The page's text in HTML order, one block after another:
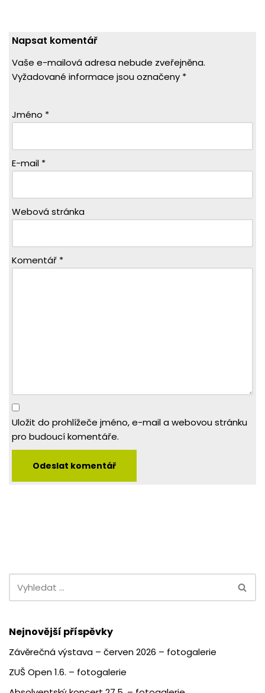
Napsat komentář
Vaše e-mailová adresa nebude zveřejněna.
Vyžadované informace jsou označeny *
Jméno *
E-mail *
Webová stránka
Komentář *
Uložit do prohlížeče jméno, e-mail a webovou stránku
pro budoucí komentáře.
Nejnovější příspěvky
Závěrečná výstava – červen 2026 – fotogalerie
ZUŠ Open 1.6. – fotogalerie